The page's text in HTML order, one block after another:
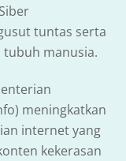
tuntas serta
manusia.
meningkatkan
internet yang
kekerasan